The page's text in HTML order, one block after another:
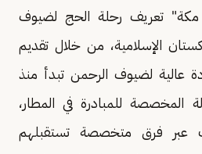
مكة" تعريف رحلة الحج لضيوف
الإسلامية، من خلال تقديم
عالية لضيوف الرحمن تبدأ منذ
المخصصة للمبادرة في المطار،
عبر فرق متخصصة تستقبلهم